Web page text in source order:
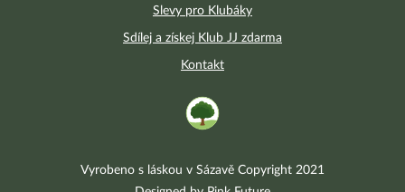
Slevy pro Klubáky
Sdílej a získej Klub JJ zdarma
Kontakt
Vyrobeno s láskou v Sázavě Copyright 2021